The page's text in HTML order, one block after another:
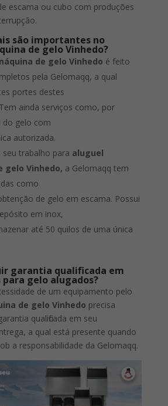
escama ou cubo com produções
são importantes no
de gelo Vinhedo?
de gelo Vinhedo é feito
pela Gelomaqq, a qual
portes destes
ainda serviços como, por
do gelo com
autorizada.
trabalho para aluguel
gelo Vinhedo, a Gelomaqq tem
como
de gelo em escama. Possui
em inox,
até 50 quilos de uma única
garantia qualificada em
gelo alugados?
de um equipamento pelo
de gelo Vinhedo precisa
qualificada em seu
a qual está presente quando
a responsabilidade da Gelomaqq.